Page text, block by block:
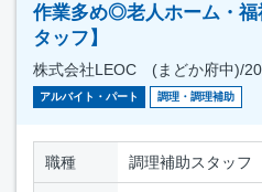
作業多め◎老人ホーム・福
タッフ】
株式会社LEOC (まどか府中)/
アルバイト・パート 調理・調理補助
職種 調理補助スタッフ